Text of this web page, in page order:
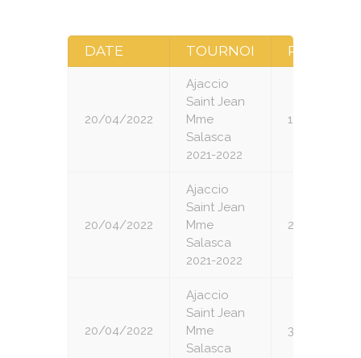
DATE TOURNOI RONDE
20/04/2022
Ajaccio
Saint Jean
Mme
Salasca
2021-2022
1
20/04/2022
Ajaccio
Saint Jean
Mme
Salasca
2021-2022
2
20/04/2022
Ajaccio
Saint Jean
Mme
Salasca
3